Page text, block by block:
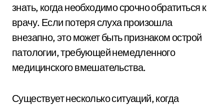
знать, когда необходимо срочно обратиться к
врачу. Если потеря слуха произошла
внезапно, это может быть признаком острой
патологии, требующей немедленного
медицинского вмешательства.
Существует несколько ситуаций, когда